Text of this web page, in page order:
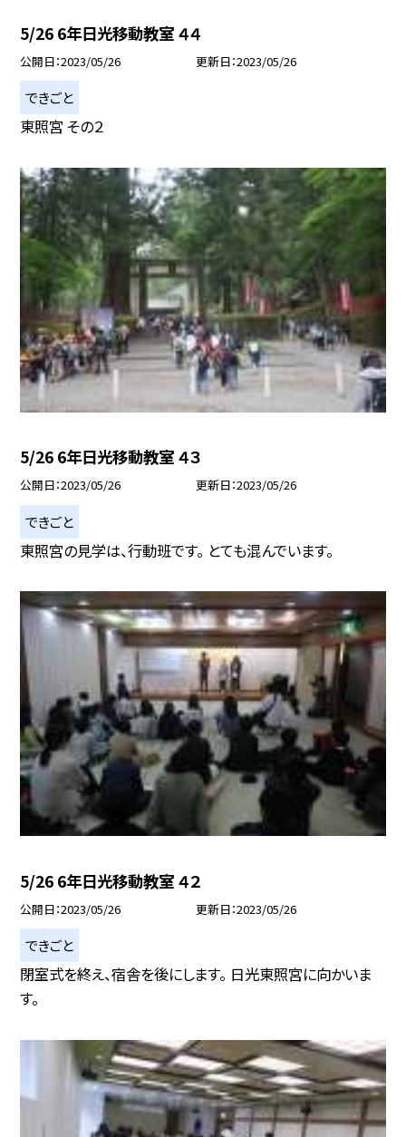
5/26 6年日光移動教室 ４４
公開日 2023/05/26 更新日 2023/05/26
できごと
東照宮 その２
5/26 6年日光移動教室 ４３
公開日 2023/05/26 更新日 2023/05/26
できごと
東照宮の見学は、行動班です。 とても混んでいます。
5/26 6年日光移動教室 ４２
公開日 2023/05/26 更新日 2023/05/26
できごと
閉室式を終え、宿舎を後にします。 日光東照宮に向かいま
す。